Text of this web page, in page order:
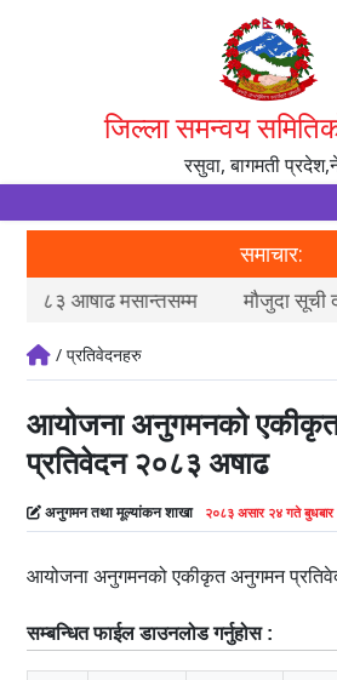
जिल्ला समन्वय
रसुवा, बागमती
समाचार:
मौजुदा सूची दर्ता र अद्यावधिक गराउने
/ प्रतिवेदनहरु
आयोजना अनुगमनको
प्रतिवेदन २०८३ अषाढ
अनुगमन तथा मूल्यांकन शाखा २०८३ असार २४ गते
आयोजना अनुगमनको एकीकृत अनुगमन
सम्बन्धित फाईल डाउनलोड गर्नुहोस :